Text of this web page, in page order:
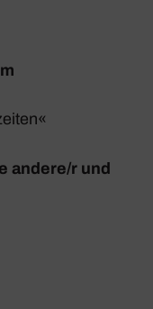
andere/r und